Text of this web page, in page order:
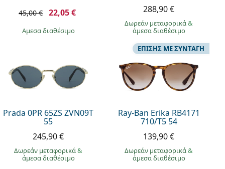
45,00 € 22,05 €
άμεσα διαθέσιμο
288,90 €
Δωρεάν μεταφορικά&
άμεσα διαθέσιμο
Prada 0PR 65ZS ZVN09T
55
245,90 €
Δωρεάν μεταφορικά&
άμεσα διαθέσιμο
Ray-Ban Erika RB4171
710/T5 54
ΕΠΊΣΗΣ ΜΕ ΣΥΝΤΑΓΉ
139,90 €
Δωρεάν μεταφορικά&
άμεσα διαθέσιμο